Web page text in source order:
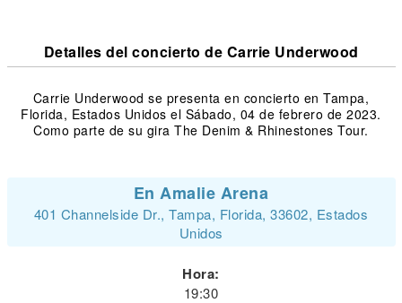
Detalles del concierto de Carrie Underwood
Carrie Underwood se presenta en concierto en Tampa,
Florida, Estados Unidos el Sábado, 04 de febrero de 2023.
Como parte de su gira The Denim & Rhinestones Tour.
En Amalie Arena
401 Channelside Dr., Tampa, Florida, 33602, Estados
Unidos
Hora:
19:30